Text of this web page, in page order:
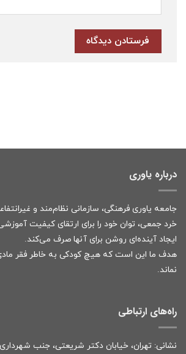
درباره یاوری
جامعه یاوری فرهنگی، سازمانی نظام‌مند و
خرد جمعی، توان خود را برای ارتقای کیفیت
ایجاد آینده‌ای روشن برای آنها صرف می‌کند.
هدف ما این است که هیچ کودکی به خاطر فقر مادی
نماند.
راه‌های ارتباطی